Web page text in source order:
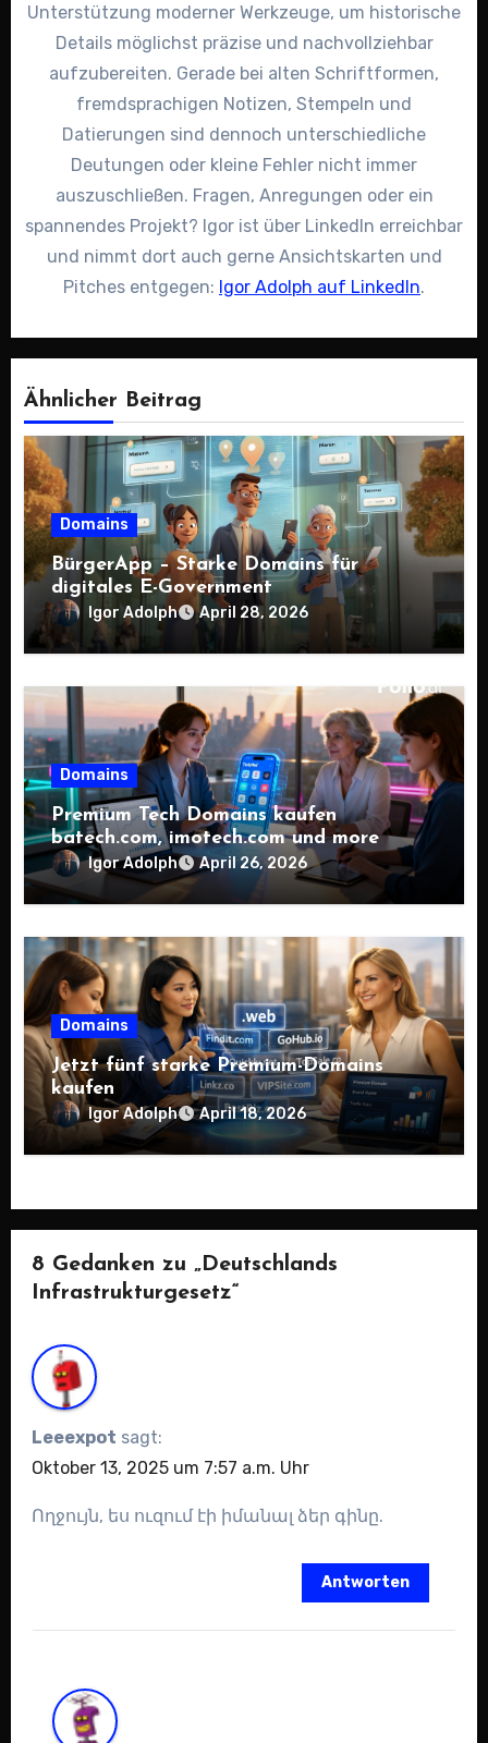
Unterstützung moderner Werkzeuge, um historische
Details möglichst präzise und nachvollziehbar
aufzubereiten. Gerade bei alten Schriftformen,
fremdsprachigen Notizen, Stempeln und
Datierungen sind dennoch unterschiedliche
Deutungen oder kleine Fehler nicht immer
auszuschließen. Fragen, Anregungen oder ein
spannendes Projekt? Igor ist über LinkedIn erreichbar
und nimmt dort auch gerne Ansichtskarten und
Pitches entgegen: Igor Adolph auf LinkedIn.
Ähnlicher Beitrag
Domains
BürgerApp – Starke Domains für
digitales E-Government
Igor Adolph April 28, 2026
Domains
Premium Tech Domains kaufen
batech.com, imotech.com und more
Igor Adolph April 26, 2026
Domains
Jetzt fünf starke Premium-Domains
kaufen
Igor Adolph April 18, 2026
8 Gedanken zu „Deutschlands
Infrastrukturgesetz“
Leeexpot sagt:
Oktober 13, 2025 um 7:57 a.m. Uhr
Ողջույն, ես ուզում էի իմանալ ձեր գինը.
Antworten